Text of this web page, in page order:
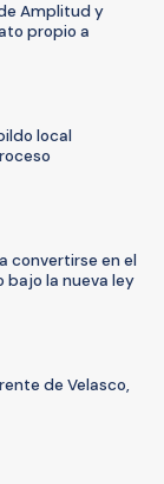
Amplitud y
propio a
local
convertirse en el
la nueva ley
de Velasco,